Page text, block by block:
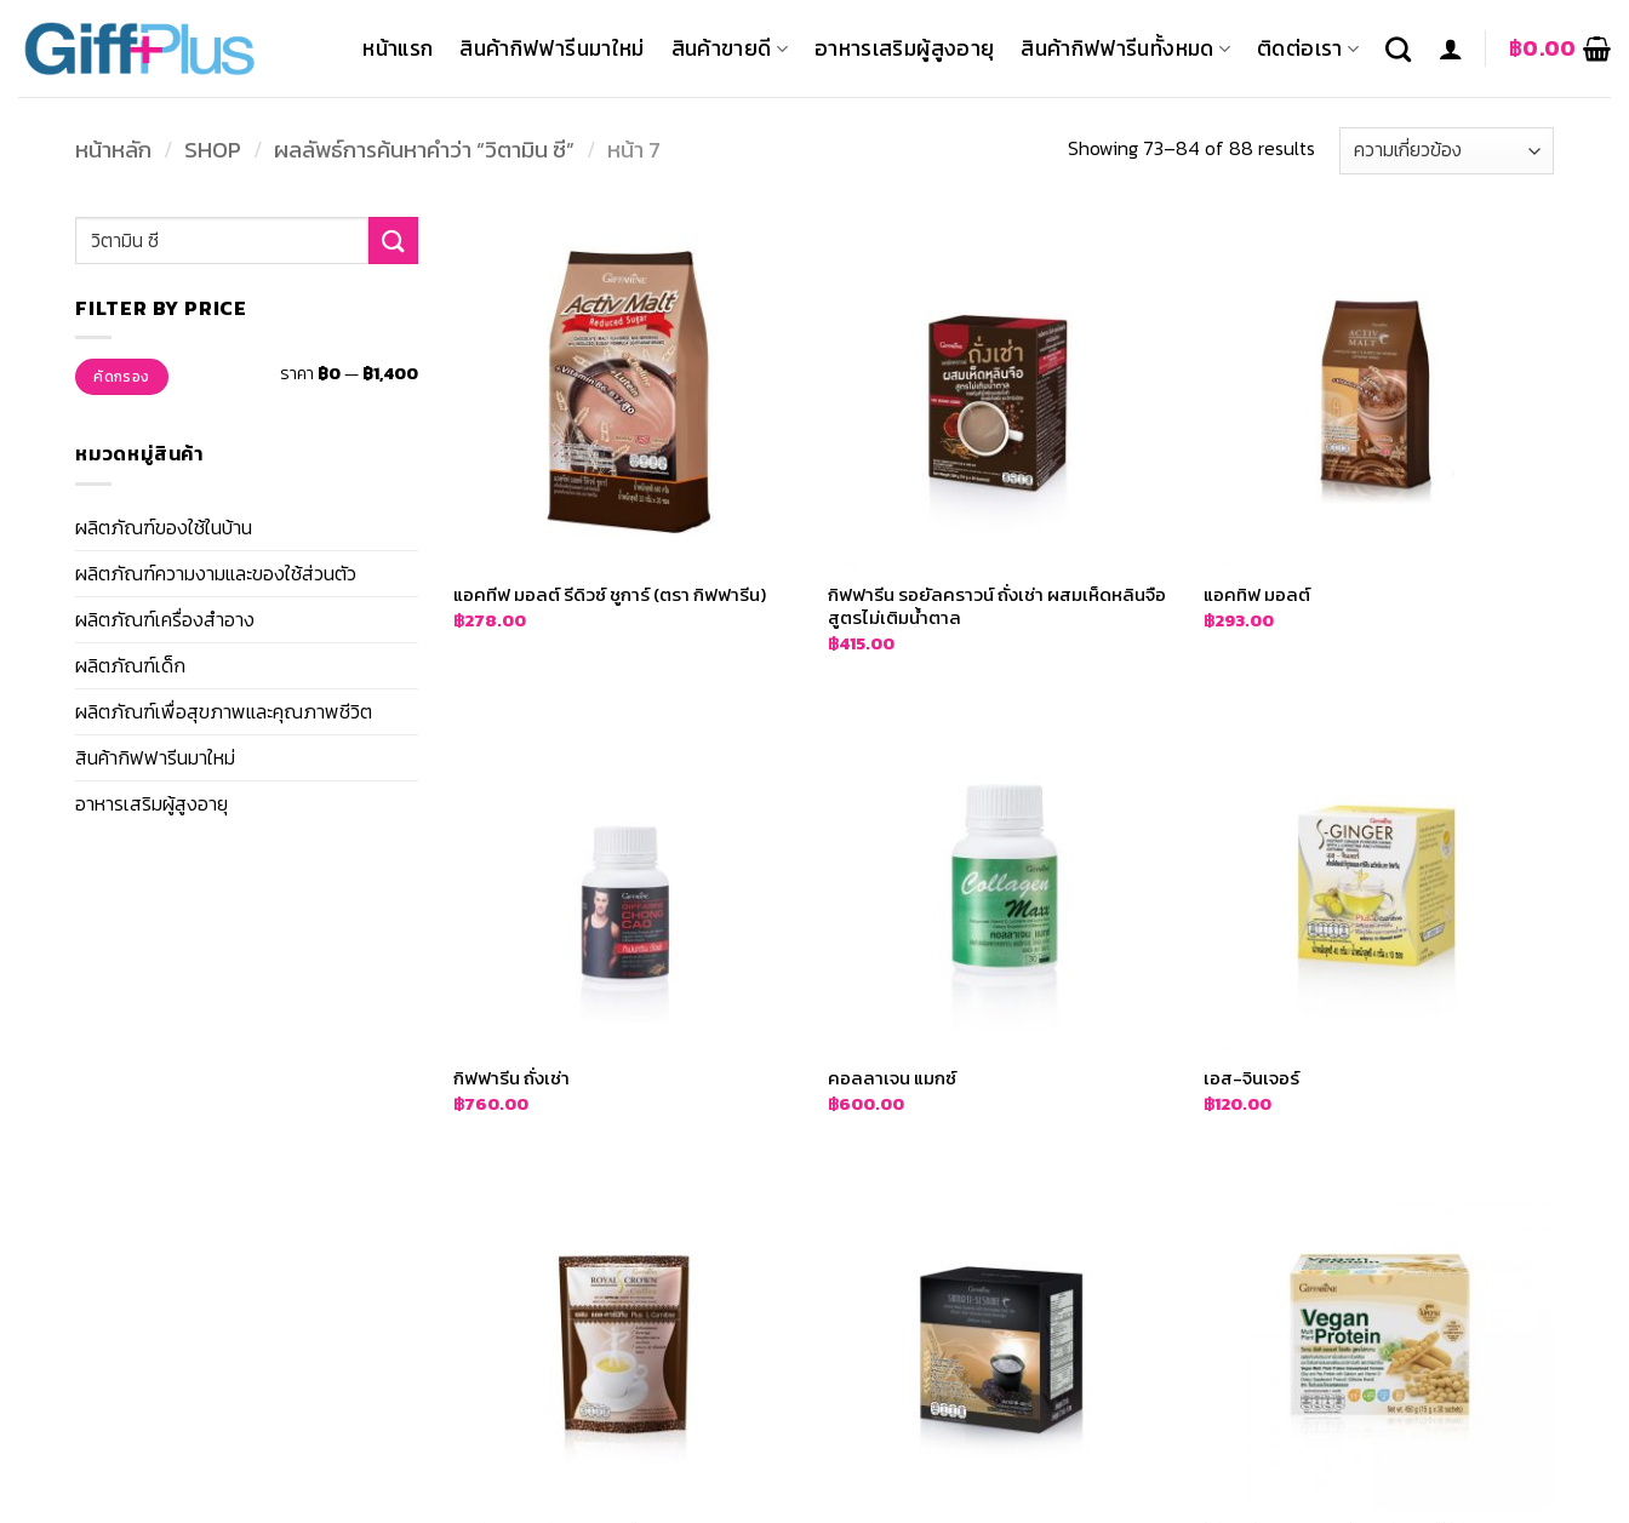
เนื้อหา
หน้าแรก สินค้ากิฟฟารีนมาใหม่ สินค้าขายดี อาหารเสริมผู้สูงอายุ สินค้ากิฟฟารีนทั้งหมด ติดต่อเรา ฿0.00
หน้าหลัก / SHOP / ผลลัพธ์การค้นหาคำว่า “วิตามิน ซี” / หน้า 7 Showing 73–84 of 88 results
ค้นหา:
FILTER BY PRICE
ราคา
ต่ำ
สุด
ราคา
สูงสุดคัดกรอง ราคา ฿0—฿1,400
หมวดหมู่สินค้า
ผลิตภัณฑ์ของใช้ในบ้าน
ผลิตภัณฑ์ความงามและของใช้ส่วนตัว
ผลิตภัณฑ์เครื่องสำอาง
ผลิตภัณฑ์เด็ก
ผลิตภัณฑ์เพื่อสุขภาพและคุณภาพชีวิต
สินค้ากิฟฟารีนมาใหม่
อาหารเสริมผู้สูงอายุ
แอคทีฟ มอลต์ รีดิวซ์ ชูการ์ (ตรา กิฟฟารีน)
฿278.00
กิฟฟารีน รอยัลคราวน์ ถั่งเช่า ผสมเห็ดหลินจือ
สูตรไม่เติมน้ำตาล
฿415.00
แอคทิฟ มอลต์
฿293.00
กิฟฟารีน ถั่งเช่า
฿760.00
คอลลาเจน แมกซ์
฿600.00
เอส-จินเจอร์
฿120.00